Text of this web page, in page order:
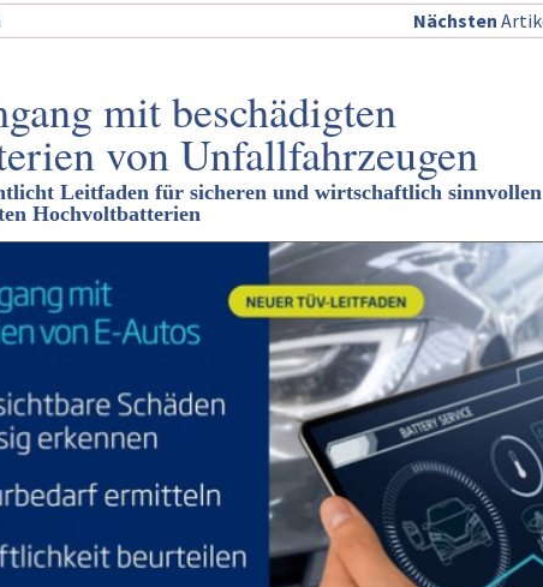
Nächsten
mit beschädigten
von Unfallfahrzeugen
Leitfaden für sicheren und wirtschaftlich sinnvollen
Hochvoltbatterien